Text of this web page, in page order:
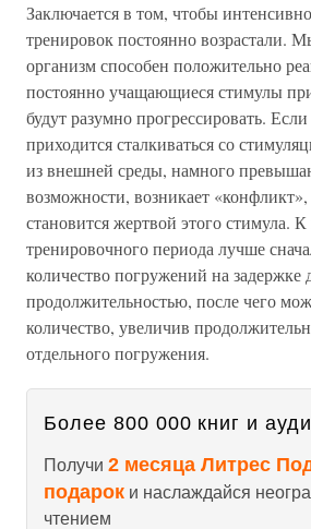
Заключается в том, чтобы
тренировок постоянно возрастали.
организм способен положительно
постоянно учащающиеся стимулы
будут разумно прогрессировать.
приходится сталкиваться со
из внешней среды, намного
возможности, возникает
становится жертвой этого стимула.
тренировочного периода лучше
количество погружений на
продолжительностью, после чего
количество, увеличив
отдельного погружения.
Более 800 000 книг и
Получи 2 месяца Литрес
подарок и наслаждайся
чтением